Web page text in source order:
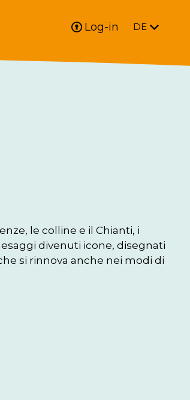
Log-in DE
le colline e il Chianti, i
divenuti icone, disegnati
si rinnova anche nei modi di